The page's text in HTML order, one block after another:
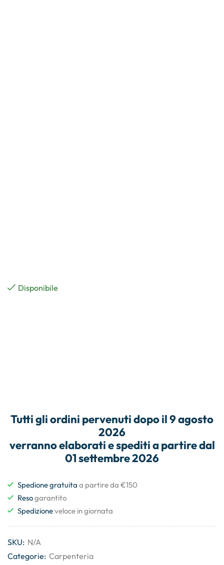
Disponibile
Tutti gliordini pervenuti dopo il9 agosto
2026
verranno elaborati espeditia partire dal
01 settembre 2026
Spedione gratuita a partire da €150
Resogarantito
Spedizioneveloce in giornata
SKU: N/A
Categorie: Carpenteria